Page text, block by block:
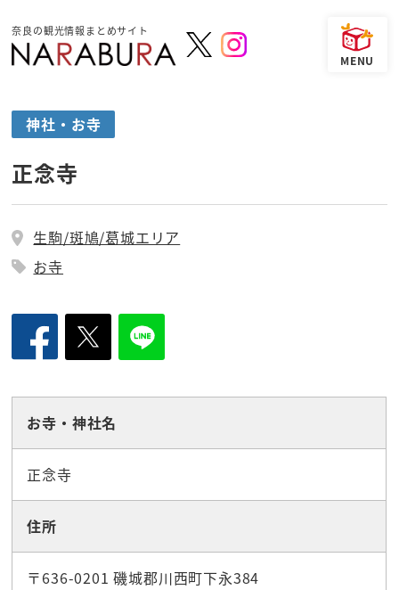
奈良の観光情報まとめサイト
神社・お寺
正念寺
生駒/斑鳩/葛城エリア
お寺
お寺・神社名
正念寺
住所
〒636-0201 磯城郡川西町下永384